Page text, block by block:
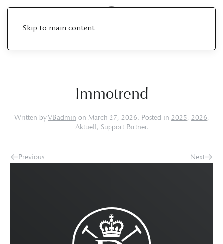
Skip to main content
Immotrend
Written byVBadmin on March 27, 2026. Posted in 2025, 2026,
Aktuell, Support Partner.
Previous Next